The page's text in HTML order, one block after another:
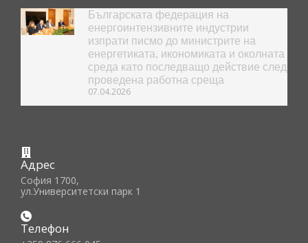
Българската федерация на
енергоинтензивните индустрии
изпрати писмо до министрите на
енергетиката, икономиката и околната
среда като последващо действие след
проведена работна среща
07.04.2026
Адрес
София 1700,
ул.Университетски парк 1
Телефон